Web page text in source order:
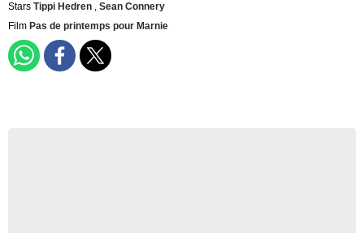
Stars Tippi Hedren , Sean Connery
Film Pas de printemps pour Marnie